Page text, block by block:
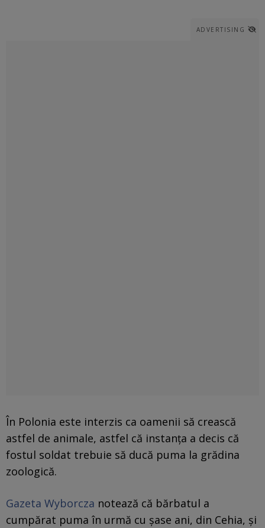
ADVERTISING
În Polonia este interzis ca oamenii să crească
astfel de animale, astfel că instanţa a decis că
fostul soldat trebuie să ducă puma la grădina
zoologică.
Gazeta Wyborcza notează că bărbatul a
cumpărat puma în urmă cu şase ani, din Cehia, şi